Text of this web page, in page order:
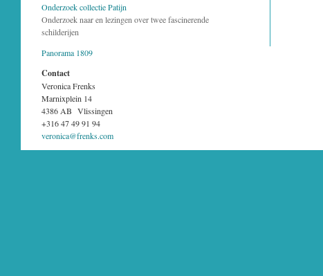
Onderzoek collectie Patijn
Onderzoek naar en lezingen over twee fascinerende
schilderijen
Panorama 1809
Contact
Veronica Frenks
Marnixplein 14
4386 AB Vlissingen
+316 47 49 91 94
veronica@frenks.com